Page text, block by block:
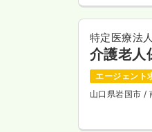
特定医療法
介護老人
エージェント
山口県岩国市/